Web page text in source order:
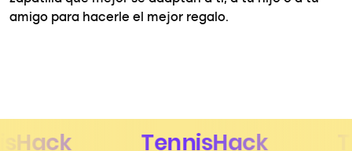
amigo para hacerle el mejor regalo.